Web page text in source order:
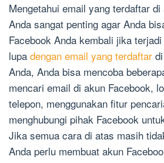
Mengetahui email yang terdaftar
Anda sangat penting agar Anda
Facebook Anda kembali jika
lupa dengan email yang terdaftar
Anda, Anda bisa mencoba
mencari email di akun Facebook,
telepon, menggunakan fitur
menghubungi pihak Facebook
Jika semua cara di atas masih
Anda perlu membuat akun